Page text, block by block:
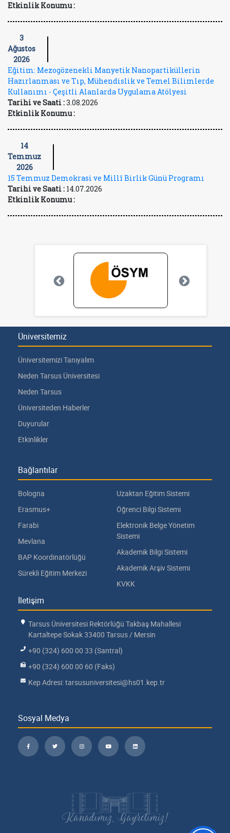
Etkinlik Konumu :
3
Ağustos
2026
Eğitim: Mezogözenekli Manyetik Nanopartiküllerin
Hazırlanması ve Tıp, Mühendislik ve Temel Bilimlerde
Kullanımı - Çeşitli Alanlarda Uygulama Atölyesi
Tarihi ve Saati :3.08.2026
Etkinlik Konumu :
14
Temmuz
2026
15 Temmuz Demokrasi ve Millî Birlik Günü Programı
Tarihi ve Saati : 14.07.2026
Etkinlik Konumu :
Üniversitemiz
Üniversitemizi Tanıyalım
Neden Tarsus Üniversitesi
Neden Tarsus
Üniversiteden Haberler
Duyurular
Etkinlikler
Bağlantılar
Bologna
Erasmus+
Farabi
Mevlana
BAP Koordinatörlüğü
Sürekli Eğitim Merkezi
Uzaktan Eğitim Sistemi
Öğrenci Bilgi Sistemi
Elektronik Belge Yönetim
Sistemi
Akademik Bilgi Sistemi
Akademik Arşiv Sistemi
KVKK
İletişim
Tarsus Üniversitesi Rektörlüğü Takbaş Mahallesi
Kartaltepe Sokak 33400 Tarsus / Mersin
+90 (324) 600 00 33 (Santral)
+90 (324) 600 00 60 (Faks)
Kep Adresi: tarsusuniversitesi@hs01.kep.tr
Sosyal Medya
Kanadımız, Gayretimiz!